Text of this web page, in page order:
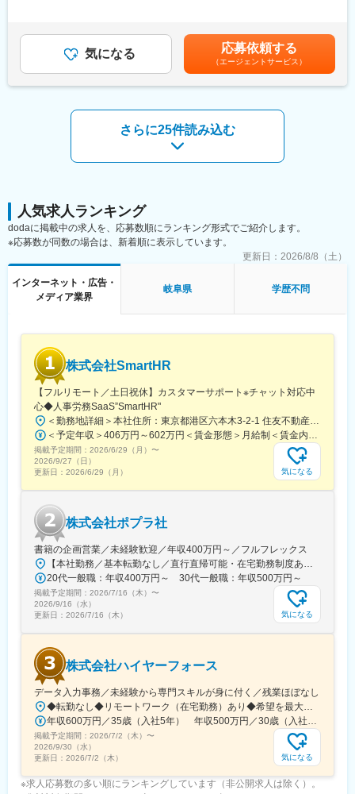
【過去入社事例】
スポーツショップのエリアマネージャーや飲食チェーンのエリア
長など異業界出身者が活躍中！
も大きなイベントに関わるやりがいのある仕事です。
変更の範囲：会社の定める業務
・基本設計：業務フロー、画面遷移、データ構造、外部IFなど全
体像を設計
・詳細設計：より具体的な仕様策定
【下流工程】
・開発：要件・設計を基に実装
・テスト：単体～総合までの検証
・納品：動作確認および品質担保業務
経験が浅い方は下流工程から入り、工程全体の理解を深めながら
顧客先でのシステム開発が中心で、長期アサインにより業務理解
と技術力を着実に高められます。
■業務の魅力
成果が給与に反映される点が大きな魅力です。請求額の66％を支
給する制度により、努力と収入の結びつきが明確です。上流～下
流まで携われるため、工程理解を深めながら着実にスキルを伸ば
■働く環境
長期アサインを前提としており、同じ現場で継続して技術を磨け
ます。多様な案件を持つため、組込み・制御・オープン系・イン
フラなど幅広い領域の経験蓄積が可能です。
■働き方
・請求額の66％を初年度から還元
・成果と還元率の関係を可視化
・長期案件で無理なくキャリア形成
■キャリアパス
適性と希望に応じてキャリア構築が可能で、営業やキャリアコン
サルタントへ相談しながら方向性を決められます。上流工程に挑
戦したい方は、設計力やヒアリング力を実務で高めつつ段階的に
ステップアップできます。
■企業魅力
報酬の不透明さを解消するために「66＋」制度を導入し、エンジ
ニアファーストを徹底。努力しても給与が上がらないという課題
を解決し、成果を正しく還元する仕組みを提供しています。
変更の範囲：会社の定める業務
ご経験・スキルを考慮します■決算賞与：あり（業績による）賃金
はあくまでも目安の金額であり、選考を通じて上下する可能性が
あります。月給(月額)は固定手当を含めた表記です。
気になる 応募依頼する
（エージェントサービス）
さらに25件読み込む
人気求人ランキング
dodaに掲載中の求人を、応募数順にランキング形式でご紹介します。
※応募数が同数の場合は、新着順に表示しています。
更新日： 2026/8/8（土）
インターネット・広告・
メディア業界
岐阜県 学歴不問
株式会社SmartHR
【フルリモート／土日祝休】カスタマーサポート※チャット対応中
心◆人事労務SaaS”SmartHR"
掲載予定期間： 2026/6/29（月） 〜
2026/9/27（日）
更新日： 2026/6/29（月） 気になる
株式会社ポプラ社
書籍の企画営業／未経験歓迎／年収400万円～／フルフレックス
20代一般職：年収400万円～ 30代一般職：年収500万円～
掲載予定期間： 2026/7/16（木） 〜
2026/9/16（水）
更新日： 2026/7/16（木） 気になる
株式会社ハイヤーフォース
データ入力事務／未経験から専門スキルが身に付く／残業ほぼなし
掲載予定期間： 2026/7/2（木） 〜
2026/9/30（水）
更新日： 2026/7/2（木） 気になる
※求人応募数の多い順にランキングしています（非公開求人は除く）。